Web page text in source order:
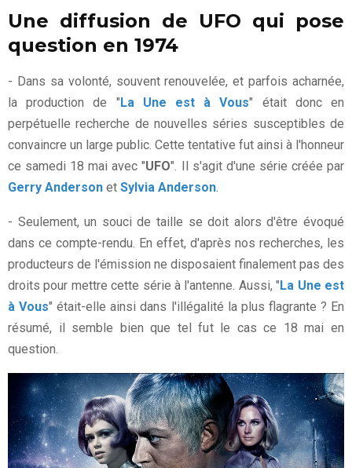
Une diffusion de UFO qui pose
question en 1974
- Dans sa volonté, souvent renouvelée, et parfois acharnée,
la production de "La Une est à Vous" était donc en
perpétuelle recherche de nouvelles séries susceptibles de
convaincre un large public. Cette tentative fut ainsi à l'honneur
ce samedi 18 mai avec "UFO". Il s'agit d'une série créée par
Gerry Anderson et Sylvia Anderson.
- Seulement, un souci de taille se doit alors d'être évoqué
dans ce compte-rendu. En effet, d'après nos recherches, les
producteurs de l'émission ne disposaient finalement pas des
droits pour mettre cette série à l'antenne. Aussi, "La Une est
à Vous" était-elle ainsi dans l'illégalité la plus flagrante ? En
résumé, il semble bien que tel fut le cas ce 18 mai en
question.